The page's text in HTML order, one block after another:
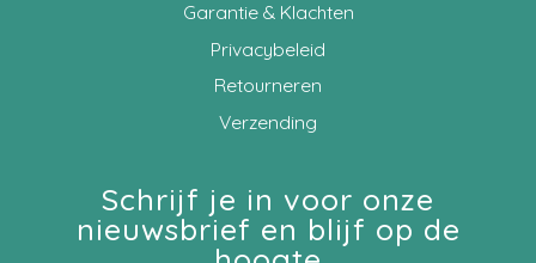
Garantie & Klachten
Privacybeleid
Retourneren
Verzending
Schrijf je in voor onze
nieuwsbrief en blijf op de